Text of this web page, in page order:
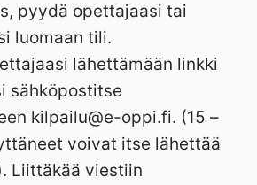
pyydä opettajaasi tai
luomaan tili.
lähettämään linkki
sähköpostitse
kilpailu@e-oppi.fi. (15 –
voivat itse lähettää
Liittäkää viestiin